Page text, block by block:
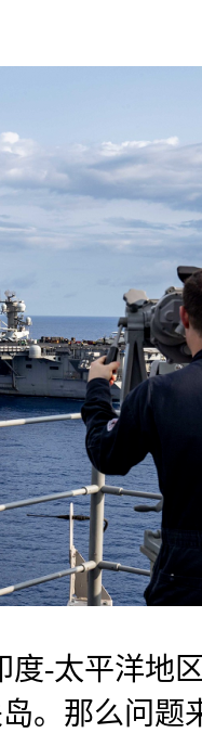
度-太平洋地
。那么问